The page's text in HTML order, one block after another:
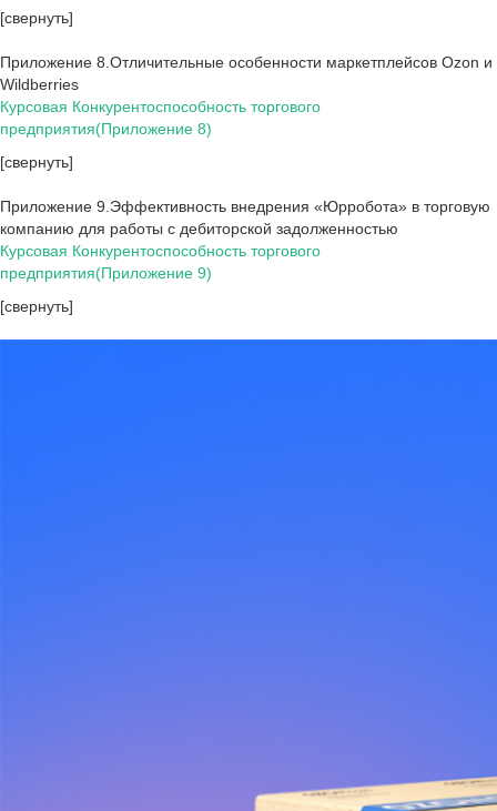
[свернуть]
Приложение 8.Отличительные особенности маркетплейсов Ozon и
Wildberries
Курсовая Конкурентоспособность торгового
предприятия(Приложение 8)
[свернуть]
Приложение 9.Эффективность внедрения «Юрробота» в торговую
компанию для работы с дебиторской задолженностью
Курсовая Конкурентоспособность торгового
предприятия(Приложение 9)
[свернуть]